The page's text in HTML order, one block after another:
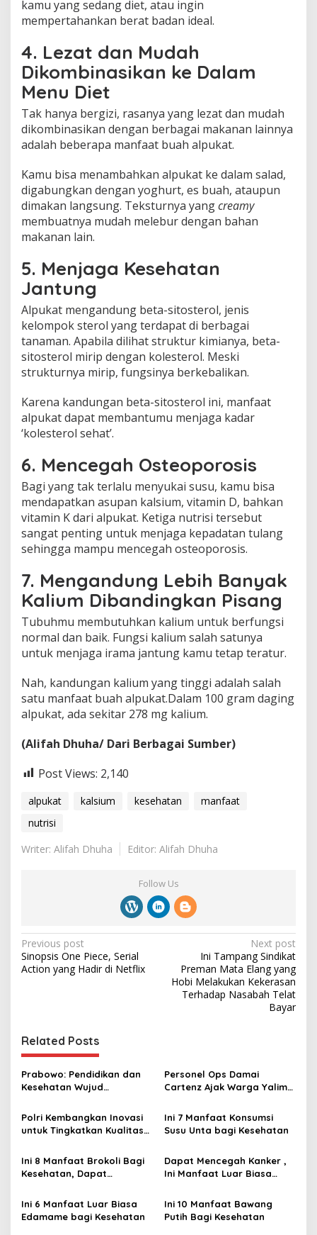
kamu yang sedang diet, atau ingin
mempertahankan berat badan ideal.
4. Lezat dan Mudah
Dikombinasikan ke Dalam
Menu Diet
Tak hanya bergizi, rasanya yang lezat dan mudah
dikombinasikan dengan berbagai makanan lainnya
adalah beberapa manfaat buah alpukat.
Kamu bisa menambahkan alpukat ke dalam salad,
digabungkan dengan yoghurt, es buah, ataupun
dimakan langsung. Teksturnya yangcreamy
membuatnya mudah melebur dengan bahan
makanan lain.
5. Menjaga Kesehatan
Jantung
Alpukat mengandung beta-sitosterol, jenis
kelompok sterol yang terdapat di berbagai
tanaman. Apabila dilihat struktur kimianya, beta-
sitosterol mirip dengan kolesterol. Meski
strukturnya mirip, fungsinya berkebalikan.
Karena kandungan beta-sitosterol ini, manfaat
alpukat dapat membantumu menjaga kadar
‘kolesterol sehat’.
6. Mencegah Osteoporosis
Bagi yang tak terlalu menyukai susu, kamu bisa
mendapatkan asupan kalsium, vitamin D, bahkan
vitamin K dari alpukat. Ketiga nutrisi tersebut
sangat penting untuk menjaga kepadatan tulang
sehingga mampu mencegah osteoporosis.
7. Mengandung Lebih Banyak
Kalium Dibandingkan Pisang
Tubuhmu membutuhkan kalium untuk berfungsi
normal dan baik. Fungsi kalium salah satunya
untuk menjaga irama jantung kamu tetap teratur.
Nah, kandungan kalium yang tinggi adalah salah
satu manfaat buah alpukat.Dalam 100 gram daging
alpukat, ada sekitar 278 mg kalium.
(Alifah Dhuha/ Dari Berbagai Sumber)
Post Views: 2,140
alpukat kalsium kesehatan
manfaat
nutrisi
Writer: Alifah Dhuha
Editor: Alifah Dhuha
Follow Us
P
o
a
v
i
a
i
n
Previous post
Sinopsis One Piece, Serial
Action yang Hadir di Netflix
Next post
Ini Tampang Sindikat
Preman Mata Elang yang
Hobi Melakukan Kekerasan
Terhadap Nasabah Telat
Bayar
Related Posts
Prabowo: Pendidikan dan
Kesehatan Wujud
Sebenarnya
Personel Ops Damai
Cartenz Ajak Warga Yalimo
Ciptakan Kedamaian
Polri Kembangkan Inovasi
untuk Tingkatkan Kualitas
Kalsel
Ini 7 Manfaat Konsumsi
Susu Unta bagi Kesehatan ‎
Ini 8 Manfaat Brokoli Bagi
Kesehatan, Dapat
Meningkatkan Kesehatan
Kulit
Dapat Mencegah Kanker ,
Ini Manfaat Luar Biasa
Kesehatan
Ini 6 Manfaat Luar Biasa
Edamame bagi Kesehatan ‎
Ini 10 Manfaat Bawang
Putih Bagi Kesehatan ‎